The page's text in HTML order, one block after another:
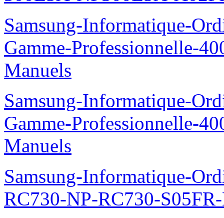
Samsung-Informatique-
Gamme-Professionnelle-
Manuels
Samsung-Informatique-
Gamme-Professionnelle-
Manuels
Samsung-Informatique-
RC730-NP-RC730-